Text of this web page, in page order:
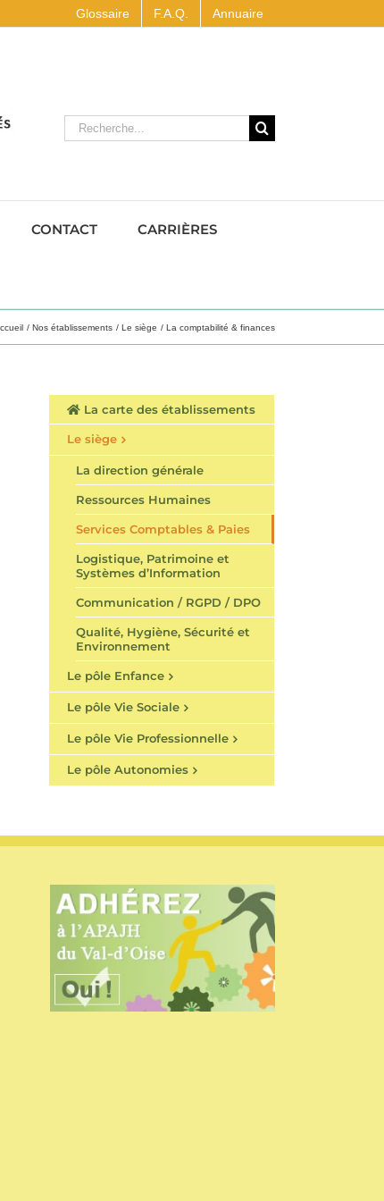
Glossaire F.A.Q. Annuaire
Rechercher
CONTACT CARRIÈRES
Nos établissements Le siège La comptabilité & finances
La carte des établissements
Le siège
La direction générale
Ressources Humaines
Services Comptables & Paies
Logistique, Patrimoine et
Systèmes d’Information
Communication / RGPD / DPO
Qualité, Hygiène, Sécurité et
Environnement
Le pôle Enfance
Le pôle Vie Sociale
Le pôle Vie Professionnelle
Le pôle Autonomies